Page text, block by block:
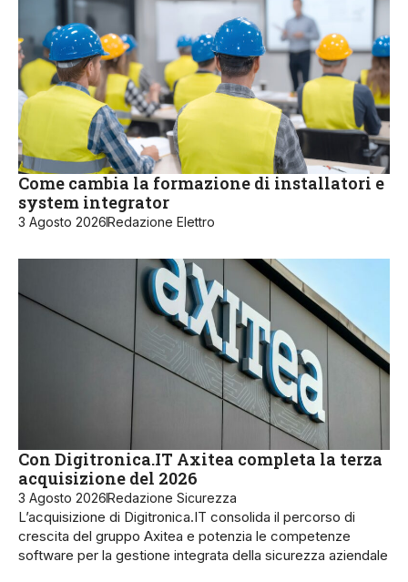
Come cambia la formazione di installatori e
system integrator
3 Agosto 2026Redazione Elettro
Con Digitronica.IT Axitea completa la terza
acquisizione del 2026
3 Agosto 2026Redazione Sicurezza
L’acquisizione di Digitronica.IT consolida il percorso di
crescita del gruppo Axitea e potenzia le competenze
software per la gestione integrata della sicurezza aziendale